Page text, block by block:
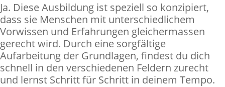
Ja. Diese Ausbildung ist speziell so konzipiert,
dass sie Menschen mit unterschiedlichem
Vorwissen und Erfahrungen gleichermassen
gerecht wird. Durch eine sorgfältige
Aufarbeitung der Grundlagen, findest du dich
schnell in den verschiedenen Feldern zurecht
und lernst Schritt für Schritt in deinem Tempo.